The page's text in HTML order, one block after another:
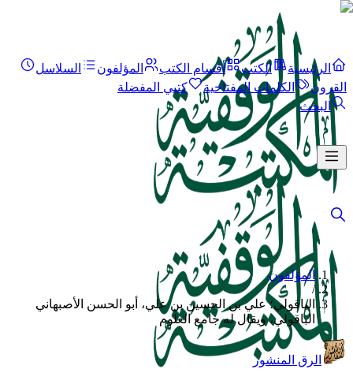
الرئيسية الكتب أقسام الكتب المؤلفون
السلاسل
القرون
الكلمات المفتاحية
كتبي المفضلة
البحث
المؤلفون
/
الباقولي؛ علي بن الحسين بن علي، أبو الحسن الأصبهاني
الباقولي، ويقال له جامع العلوم
الرق المنشور